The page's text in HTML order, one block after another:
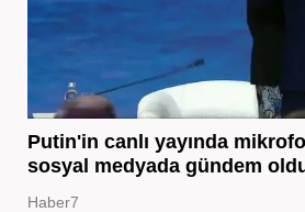
Putin'in canlı yayında
sosyal medyada gündem
Haber7